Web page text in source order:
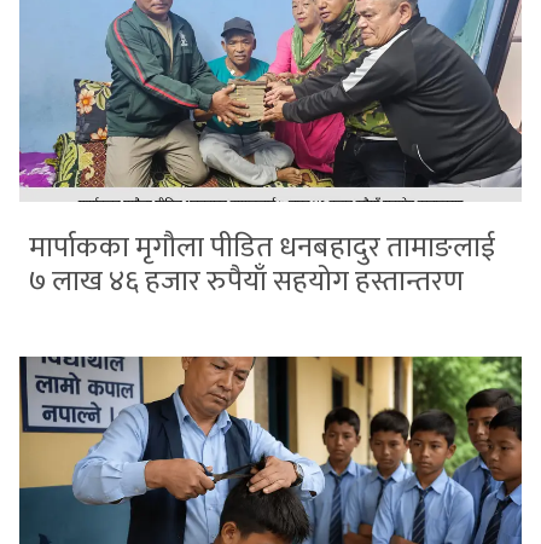
मार्पाकका मृगौला पीडित धनबहादुर तामाङलाई
७ लाख ४६ हजार रुपैयाँ सहयोग हस्तान्तरण